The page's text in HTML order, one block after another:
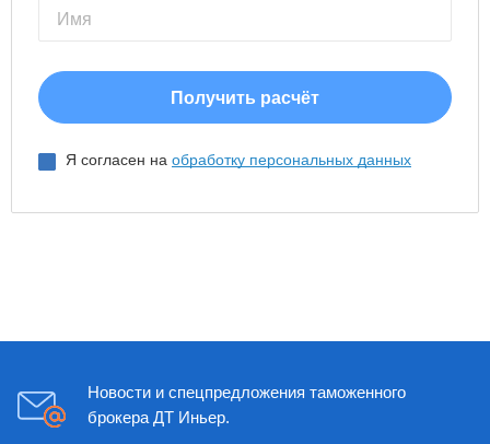
Я согласен на обработку персональных данных
Новости и спецпредложения таможенного
брокера ДТ Иньер.